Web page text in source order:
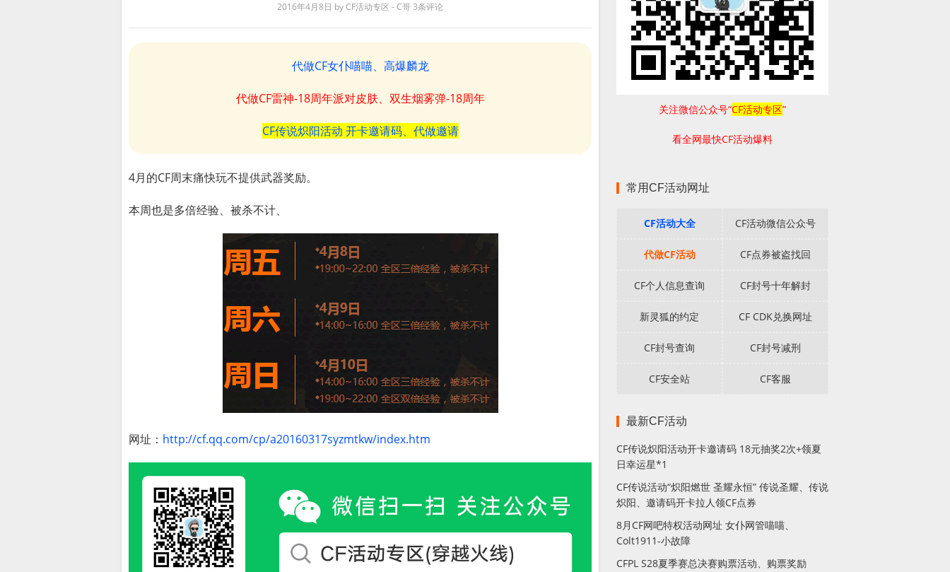
2016年4月8日 byCF活动专区 - C哥3条评论
代做CF女仆喵喵、高爆麟龙
代做CF雷神-18周年派对皮肤、双生烟雾弹-18周年
CF传说炽阳活动 开卡邀请码、代做邀请
4月的CF周末痛快玩不提供武器奖励。
本周也是多倍经验、被杀不计、
网址： http://cf.qq.com/cp/a20160317syzmtkw/index.htm
关注微信公众号“CF活动专区”
看全网最快CF活动爆料
常用CF活动网址
CF活动大全 CF活动微信公众号
代做CF活动 CF点券被盗找回
CF个人信息查询 CF封号十年解封
新灵狐的约定 CF CDK兑换网址
CF封号查询 CF封号减刑
CF安全站 CF客服
最新CF活动
CF传说炽阳活动开卡邀请码 18元抽奖2次+领夏
日幸运星*1
CF传说活动“炽阳燃世 圣耀永恒” 传说圣耀、传说
炽阳、邀请码开卡拉人领CF点券
8月CF网吧特权活动网址 女仆网管喵喵、
Colt1911-小故障
CFPL S28夏季赛总决赛购票活动、购票奖励